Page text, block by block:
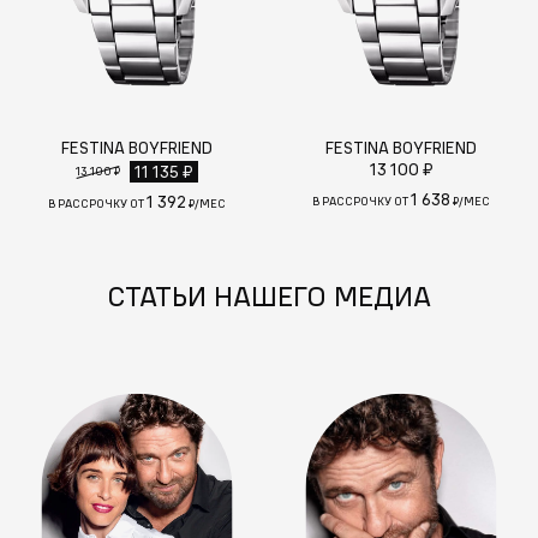
FESTINA BOYFRIEND
13 100 ₽ 11 135 ₽
В РАССРОЧКУ ОТ1 392 ₽/МЕС
FESTINA BOYFRIEND
13 100 ₽
В РАССРОЧКУ ОТ1 638 ₽/МЕС
СТАТЬИ НАШЕГО МЕДИА